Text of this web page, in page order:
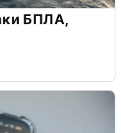
БПЛА,